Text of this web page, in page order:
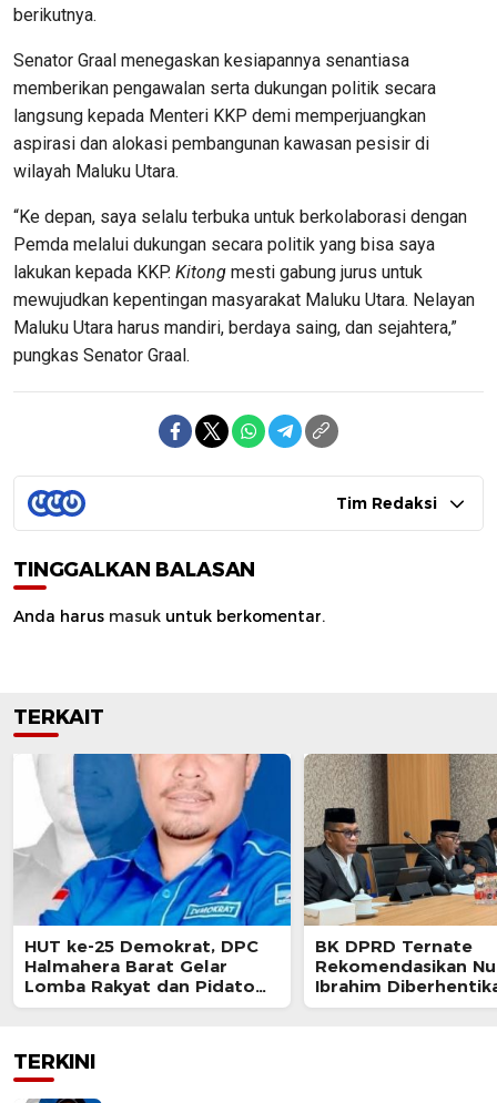
berikutnya.
Senator Graal menegaskan kesiapannya senantiasa
memberikan pengawalan serta dukungan politik secara
langsung kepada Menteri KKP demi memperjuangkan
aspirasi dan alokasi pembangunan kawasan pesisir di
wilayah Maluku Utara.
“Ke depan, saya selalu terbuka untuk berkolaborasi dengan
Pemda melalui dukungan secara politik yang bisa saya
lakukan kepada KKP. Kitong mesti gabung jurus untuk
mewujudkan kepentingan masyarakat Maluku Utara. Nelayan
Maluku Utara harus mandiri, berdaya saing, dan sejahtera,”
pungkas Senator Graal.
Tim Redaksi
TINGGALKAN BALASAN
Anda harus masuk untuk berkomentar.
TERKAIT
HUT ke-25 Demokrat, DPC
Halmahera Barat Gelar
Lomba Rakyat dan Pidato
AHY Muda
BK DPRD Ternate
Rekomendasikan
Ibrahim
Akibat Pelanggaran
TERKINI